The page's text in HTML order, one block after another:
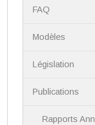
FAQ
Modèles
Législation
Publications
Rapports